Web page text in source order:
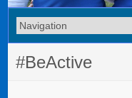
#BeActive